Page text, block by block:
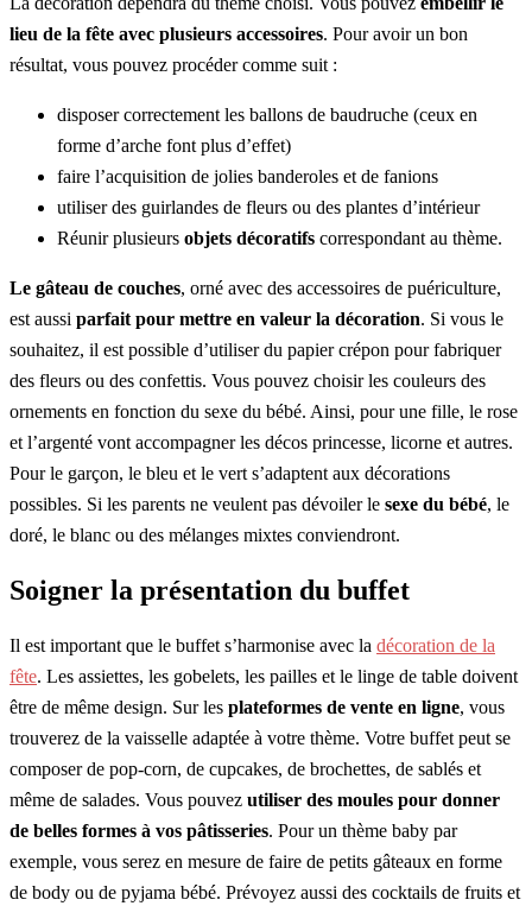
lieu de la fête avec plusieurs accessoires. Pour avoir un bon
résultat, vous pouvez procéder comme suit :
disposer correctement les ballons de baudruche (ceux en
forme d’arche font plus d’effet)
faire l’acquisition de jolies banderoles et de fanions
utiliser des guirlandes de fleurs ou des plantes d’intérieur
Réunir plusieurs objets décoratifs correspondant au thème.
Le gâteau de couches, orné avec des accessoires de puériculture,
est aussi parfait pour mettre en valeur la décoration. Si vous le
souhaitez, il est possible d’utiliser du papier crépon pour fabriquer
des fleurs ou des confettis. Vous pouvez choisir les couleurs des
ornements en fonction du sexe du bébé. Ainsi, pour une fille, le rose
et l’argenté vont accompagner les décos princesse, licorne et autres.
Pour le garçon, le bleu et le vert s’adaptent aux décorations
possibles. Si les parents ne veulent pas dévoiler le sexe du bébé, le
doré, le blanc ou des mélanges mixtes conviendront.
Soigner la présentation du buffet
Il est important que le buffet s’harmonise avec la décoration de la
fête. Les assiettes, les gobelets, les pailles et le linge de table doivent
être de même design. Sur les plateformes de vente en ligne, vous
trouverez de la vaisselle adaptée à votre thème. Votre buffet peut se
composer de pop-corn, de cupcakes, de brochettes, de sablés et
même de salades. Vous pouvez utiliser des moules pour donner
de belles formes à vos pâtisseries. Pour un thème baby par
exemple, vous serez en mesure de faire de petits gâteaux en forme
de body ou de pyjama bébé. Prévoyez aussi des cocktails de fruits et